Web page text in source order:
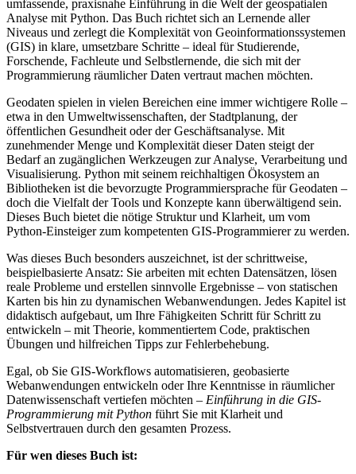
umfassende, praxisnahe Einführung in die Welt der geospatialen
Analyse mit Python. Das Buch richtet sich an Lernende aller
Niveaus und zerlegt die Komplexität von Geoinformationssystemen
(GIS) in klare, umsetzbare Schritte – ideal für Studierende,
Forschende, Fachleute und Selbstlernende, die sich mit der
Programmierung räumlicher Daten vertraut machen möchten.
Geodaten spielen in vielen Bereichen eine immer wichtigere Rolle –
etwa in den Umweltwissenschaften, der Stadtplanung, der
öffentlichen Gesundheit oder der Geschäftsanalyse. Mit
zunehmender Menge und Komplexität dieser Daten steigt der
Bedarf an zugänglichen Werkzeugen zur Analyse, Verarbeitung und
Visualisierung. Python mit seinem reichhaltigen Ökosystem an
Bibliotheken ist die bevorzugte Programmiersprache für Geodaten –
doch die Vielfalt der Tools und Konzepte kann überwältigend sein.
Dieses Buch bietet die nötige Struktur und Klarheit, um vom
Python-Einsteiger zum kompetenten GIS-Programmierer zu werden.
Was dieses Buch besonders auszeichnet, ist der schrittweise,
beispielbasierte Ansatz: Sie arbeiten mit echten Datensätzen, lösen
reale Probleme und erstellen sinnvolle Ergebnisse – von statischen
Karten bis hin zu dynamischen Webanwendungen. Jedes Kapitel ist
didaktisch aufgebaut, um Ihre Fähigkeiten Schritt für Schritt zu
entwickeln – mit Theorie, kommentiertem Code, praktischen
Übungen und hilfreichen Tipps zur Fehlerbehebung.
Egal, ob Sie GIS-Workflows automatisieren, geobasierte
Webanwendungen entwickeln oder Ihre Kenntnisse in räumlicher
Datenwissenschaft vertiefen möchten – Einführung in die GIS-
Programmierung mit Python führt Sie mit Klarheit und
Selbstvertrauen durch den gesamten Prozess.
Für wen dieses Buch ist: